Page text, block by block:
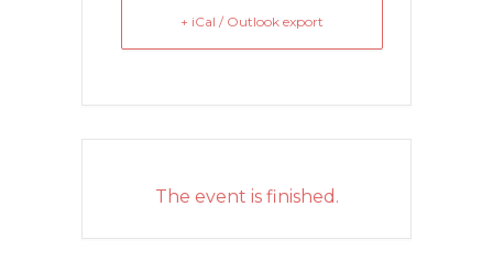
+ iCal / Outlook export
The event is finished.